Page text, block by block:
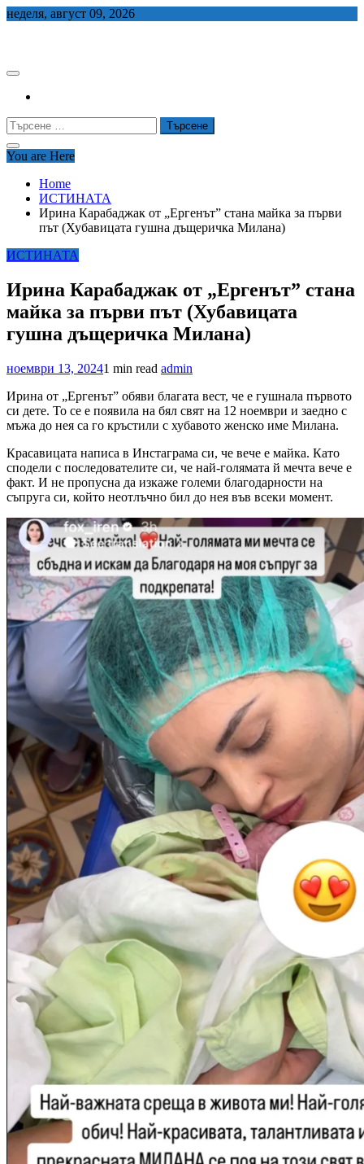
Skip
неделя, август 09, 2026
Търсене
за:
You are Here
Home
ИСТИНАТА
Ирина Карабаджак от „Ергенът” стана майка за първи
път (Хубавицата гушна дъщеричка Милана)
ИСТИНАТА
Ирина Карабаджак от „Ергенът” стана
майка за първи път (Хубавицата
гушна дъщеричка Милана)
ноември 13, 20241 min read admin
Ирина от „Ергенът” обяви благата вест, че е гушнала първото
си дете. То се е появила на бял свят на 12 ноември и заедно с
мъжа до нея са го кръстили с хубавото женско име Милана.
Красавицата написа в Инстаграма си, че вече е майка. Като
сподели с последователите си, че най-голямата й мечта вече е
факт. И не пропусна да изкаже големи благодарности на
съпруга си, който неотлъчно бил до нея във всеки момент.